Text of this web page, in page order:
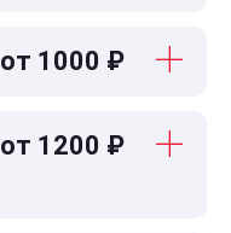
от 1000 ₽
от 1200 ₽